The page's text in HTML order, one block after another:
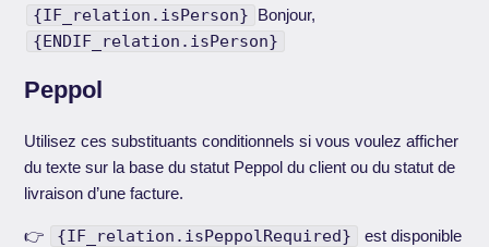
{IF_relation.isPerson} Bonjour,
{ENDIF_relation.isPerson}
Peppol
Utilisez ces substituants conditionnels si vous voulez afficher
du texte sur la base du statut Peppol du client ou du statut de
livraison d’une facture.
👉 {IF_relation.isPeppolRequired}
est disponible